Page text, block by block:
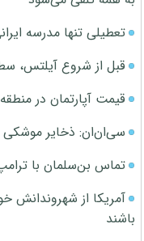
تعطیلی تنها مدرسه
قبل از شروع آیلتس،
قیمت آپارتمان در منطقه 22 تهران چقدر است؟
سی‌ان‌ان: ذخایر
تماس بن‌سلمان با
آمریکا از شهروندانش
باشند